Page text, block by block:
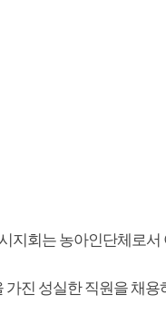
지회는 농아인단체로서
가진 성실한 직원을 채